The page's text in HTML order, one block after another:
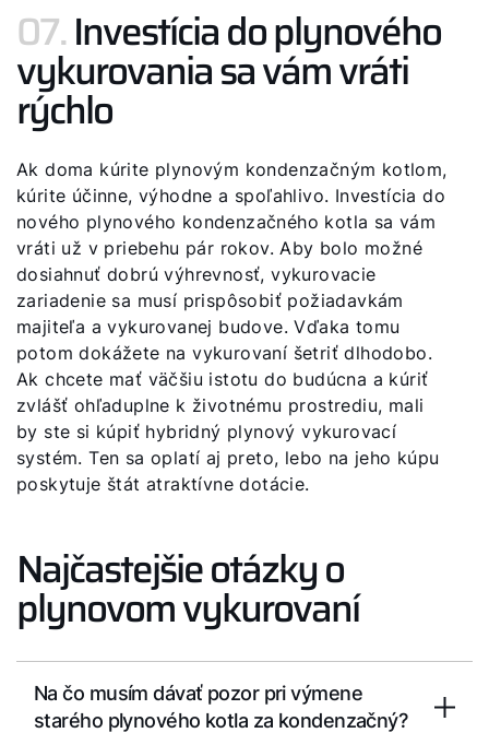
07.Investícia do plynového
vykurovania sa vám vráti
rýchlo
Ak doma kúrite plynovým kondenzačným kotlom,
kúrite účinne, výhodne a spoľahlivo. Investícia do
nového plynového kondenzačného kotla sa vám
vráti už v priebehu pár rokov. Aby bolo možné
dosiahnuť dobrú výhrevnosť, vykurovacie
zariadenie sa musí prispôsobiť požiadavkám
majiteľa a vykurovanej budove. Vďaka tomu
potom dokážete na vykurovaní šetriť dlhodobo.
Ak chcete mať väčšiu istotu do budúcna a kúriť
zvlášť ohľaduplne k životnému prostrediu, mali
by ste si kúpiť hybridný plynový vykurovací
systém. Ten sa oplatí aj preto, lebo na jeho kúpu
poskytuje štát atraktívne dotácie.
Najčastejšie otázky o
plynovom vykurovaní
Na čo musím dávať pozor pri výmene
starého plynového kotla za kondenzačný?